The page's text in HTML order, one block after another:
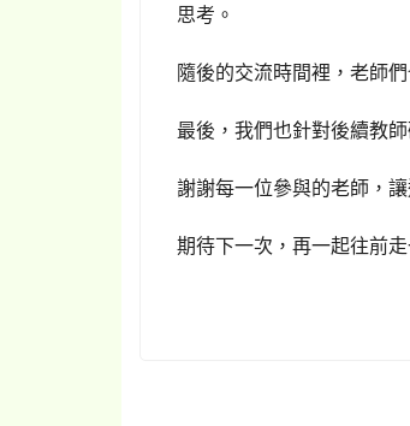
思考。
隨後的交流時間裡，老師
最後，我們也針對後續教
謝謝每一位參與的老師，
期待下一次，再一起往前